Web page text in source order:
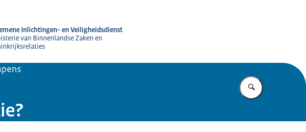
Inlichtingen- en Veiligheidsdienst
van Binnenlandse Zaken en
Vul in wat u